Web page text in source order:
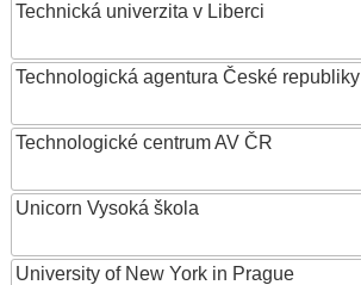
Technická univerzita v Liberci
Technologická agentura České republiky
Technologické centrum AV ČR
Unicorn Vysoká škola
University of New York in Prague